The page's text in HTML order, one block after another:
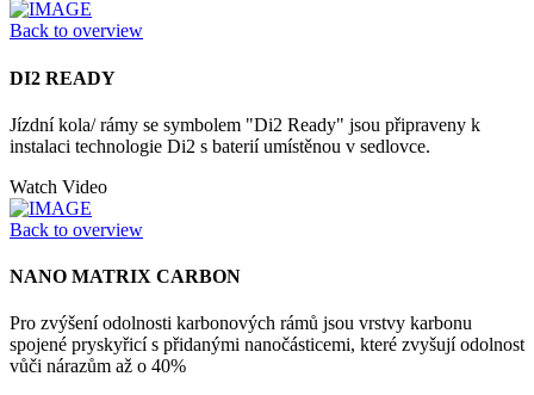
Back to overview
DI2 READY
Jízdní kola/ rámy se symbolem "Di2 Ready" jsou připraveny k
instalaci technologie Di2 s baterií umístěnou v sedlovce.
Watch Video
Back to overview
NANO MATRIX CARBON
Pro zvýšení odolnosti karbonových rámů jsou vrstvy karbonu
spojené pryskyřicí s přidanými nanočásticemi, které zvyšují odolnost
vůči nárazům až o 40%